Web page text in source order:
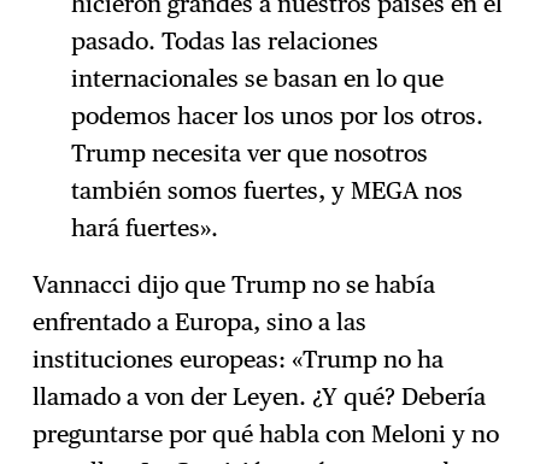
pasado. Todas las relaciones
internacionales se basan en lo que
podemos hacer los unos por los otros.
Trump necesita ver que nosotros
también somos fuertes, y MEGA nos
hará fuertes».
Vannacci dijo que Trump no se había
enfrentado a Europa, sino a las
instituciones europeas: «Trump no ha
llamado a von der Leyen. ¿Y qué? Debería
preguntarse por qué habla con Meloni y no